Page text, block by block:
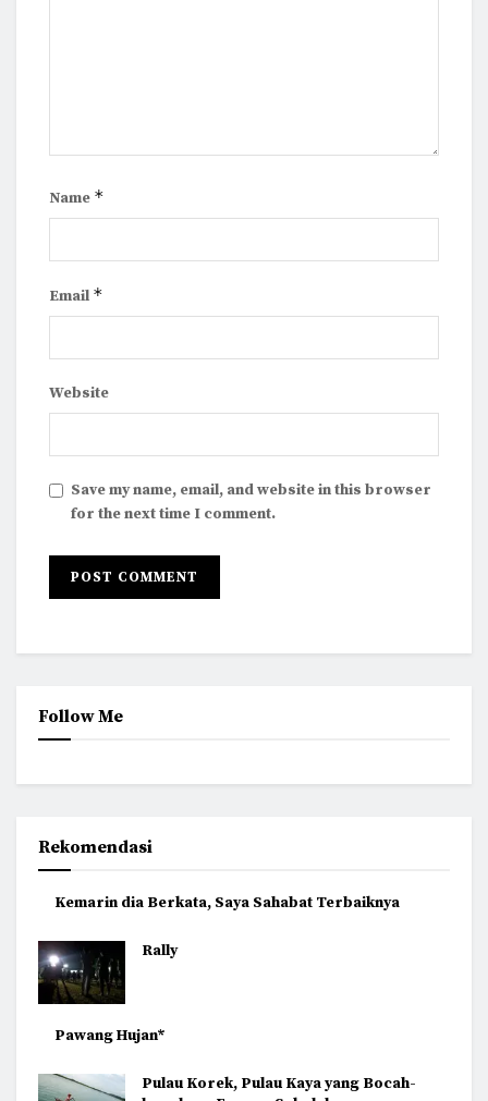
Name *
Email *
Website
Save my name, email, and website in this browser
for the next time I comment.
Follow Me
Rekomendasi
Kemarin dia Berkata, Saya Sahabat Terbaiknya
Rally
Pawang Hujan*
Pulau Korek, Pulau Kaya yang Bocah-